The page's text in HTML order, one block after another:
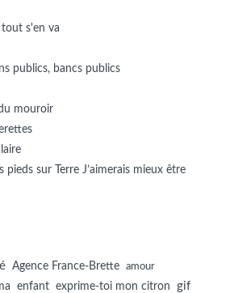
s'en va
publics, bancs publics
mouroir
pieds sur Terre J’aimerais mieux être
Agence France-Brette amour
enfant exprime-toi mon citron
gif